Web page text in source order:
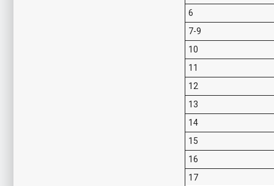
6
7-9
10
11
12
13
14
15
16
17